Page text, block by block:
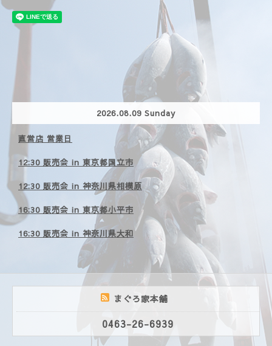
2026.08.09 Sunday
直営店 営業日
12:30 販売会 in 東京都国立市
12:30 販売会 in 神奈川県相模原
16:30 販売会 in 東京都小平市
16:30 販売会 in 神奈川県大和
まぐろ家本舗
0463-26-6939